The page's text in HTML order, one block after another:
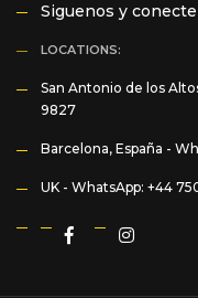
Siguenos y
LOCATIONS:
San Antonio de los
9827
Barcelona, España -
UK - WhatsApp: +44